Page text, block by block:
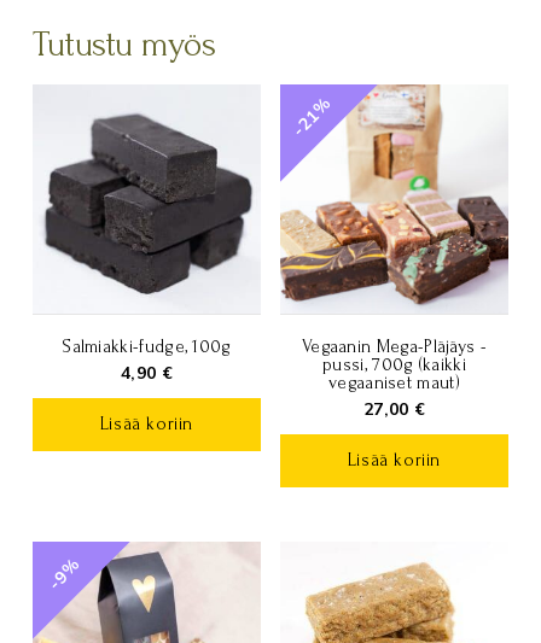
Tutustu myös
Salmiakki-fudge, 100g
4,90 €
Lisää koriin
-21%
Vegaanin Mega-Pläjäys -
pussi, 700g (kaikki
vegaaniset maut)
27,00 €
Lisää koriin
-9%